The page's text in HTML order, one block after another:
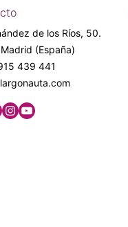
de los Ríos, 50.
(España)
439 441